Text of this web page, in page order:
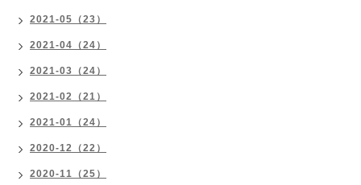
2021-05（23）
2021-04（24）
2021-03（24）
2021-02（21）
2021-01（24）
2020-12（22）
2020-11（25）